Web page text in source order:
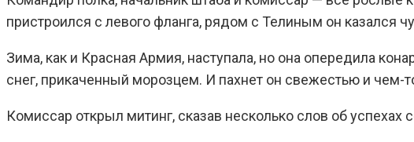
пристроился с левого фланга, рядом с Телиным он казался
Зима, как и Красная Армия, наступала, но она опередила
снег, прикаченный морозцем. И пахнет он свежестью и чем-
Комиссар открыл митинг, сказав несколько слов об